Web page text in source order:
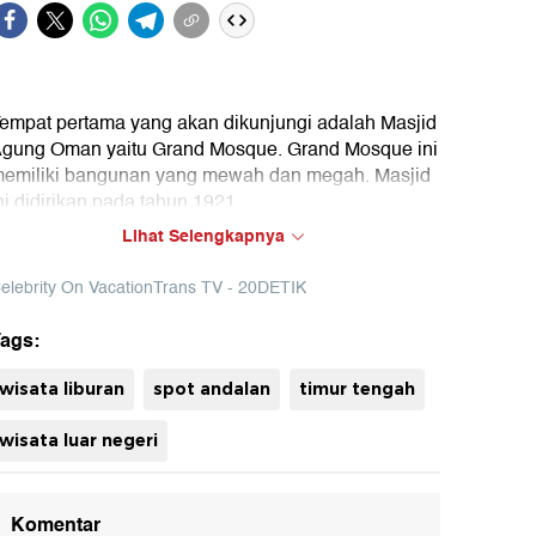
pertama yang akan dikunjungi adalah Masjid
Oman yaitu Grand Mosque. Grand Mosque ini
bangunan yang mewah dan megah. Masjid
didirikan pada tahun 1921.
Dok : Celebrity on Vacation Trans TV (Diki)
Lihat Selengkapnya
On VacationTrans TV - 20DETIK
wisata liburan spot andalan timur tengah
wisata luar negeri